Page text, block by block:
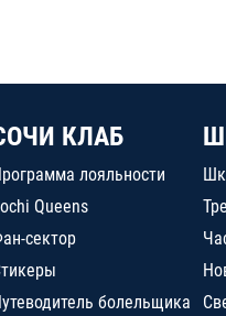
КЛАБ
лояльности
Queens
сектор
болельщика